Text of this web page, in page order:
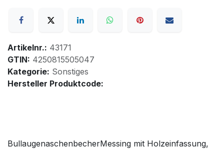
Artikelnr.: 43171
GTIN: 4250815505047
Kategorie: Sonstiges
Hersteller Produktcode:
BullaugenaschenbecherMessing mit Holzeinfassung,